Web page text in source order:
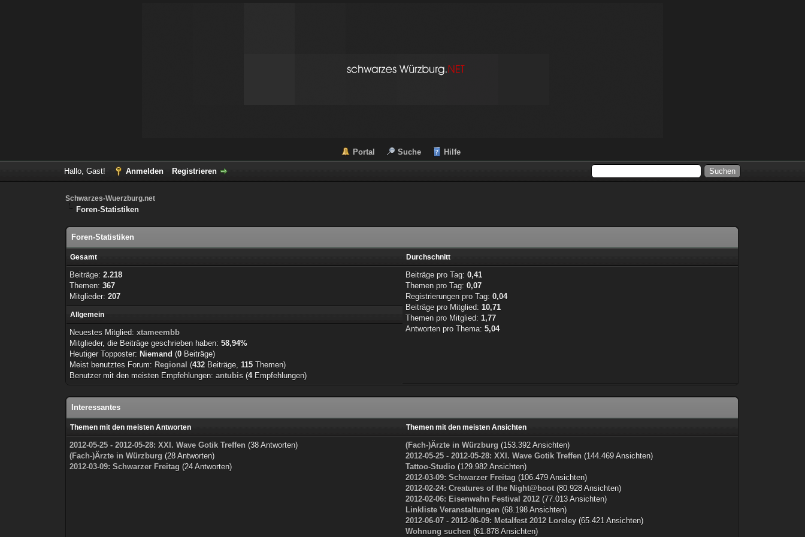
Portal Suche Hilfe
Hallo, Gast! Anmelden Registrieren
Schwarzes-Wuerzburg.net
Foren-Statistiken
Foren-Statistiken
Gesamt Durchschnitt
Beiträge:2.218
Themen:367
Mitglieder:207
Beiträge pro Tag:0,41
Themen pro Tag:0,07
Registrierungen pro Tag:0,04
Beiträge pro Mitglied:10,71
Themen pro Mitglied:1,77
Antworten pro Thema:5,04
Allgemein
Neuestes Mitglied:xtameembb
Mitglieder, die Beiträge geschrieben haben:58,94%
Heutiger Topposter: Niemand (0 Beiträge)
Meist benutztes Forum: Regional (432 Beiträge,115 Themen)
Benutzer mit den meisten Empfehlungen:antubis (4Empfehlungen)
Interessantes
Themen mit den meisten Antworten Themen mit den meisten Ansichten
2012-05-25 - 2012-05-28: XXI. Wave Gotik Treffen (38 Antworten)
(Fach-)Ärzte in Würzburg (28 Antworten)
2012-03-09: Schwarzer Freitag (24 Antworten)
(Fach-)Ärzte in Würzburg (153.392 Ansichten)
2012-05-25 - 2012-05-28: XXI. Wave Gotik Treffen (144.469 Ansichten)
Tattoo-Studio (129.982 Ansichten)
2012-03-09: Schwarzer Freitag (106.479 Ansichten)
2012-02-24: Creatures of the Night@boot (80.928 Ansichten)
2012-02-06: Eisenwahn Festival 2012 (77.013 Ansichten)
Linkliste Veranstaltungen (68.198 Ansichten)
2012-06-07 - 2012-06-09: Metalfest 2012 Loreley (65.421 Ansichten)
Wohnung suchen (61.878 Ansichten)